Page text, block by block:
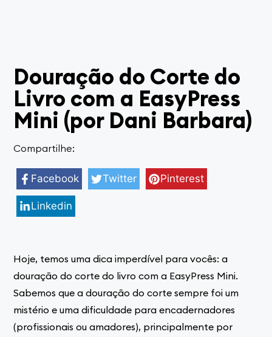
Douração do Corte do
Livro com a EasyPress
Mini (por Dani Barbara)
Compartilhe:
Facebook Twitter Pinterest
Linkedin
Hoje, temos uma dica imperdível para vocês: a
douração do corte do livro com a EasyPress Mini.
Sabemos que a douração do corte sempre foi um
mistério e uma dificuldade para encadernadores
(profissionais ou amadores), principalmente por